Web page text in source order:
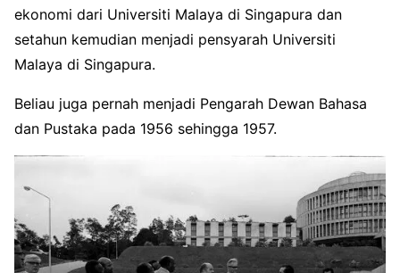
ekonomi dari Universiti Malaya di Singapura dan
setahun kemudian menjadi pensyarah Universiti
Malaya di Singapura.
Beliau juga pernah menjadi Pengarah Dewan Bahasa
dan Pustaka pada 1956 sehingga 1957.